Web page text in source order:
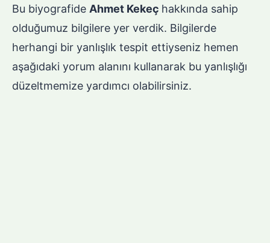
Bu biyografide Ahmet Kekeç hakkında sahip
olduğumuz bilgilere yer verdik. Bilgilerde
herhangi bir yanlışlık tespit ettiyseniz hemen
aşağıdaki yorum alanını kullanarak bu yanlışlığı
düzeltmemize yardımcı olabilirsiniz.